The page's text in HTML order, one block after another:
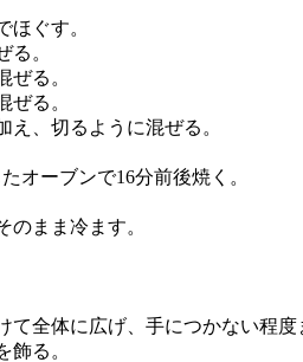
ぐす。
。
る。
る。
、切るように混ぜる。
オーブンで16分前後焼く。
まま冷ます。
全体に広げ、手につかない程度
る。